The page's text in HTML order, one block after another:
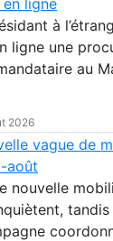
à
ligne une
au
2026
vague de
août
nouvelle